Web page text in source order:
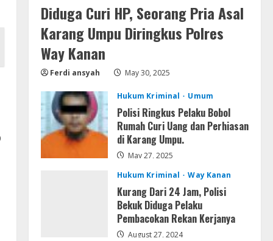
2
Remux
Coyote vs. Acme 2026 Pre-
DVDRip 2160𝚙 AVC
3
Serialers
MATLAB R2024b Crack exe
[Full] x64 Bypass
August 7, 2026
Serialers
VMware Workstation Portable +
Activator Final
August 6, 2026
Diduga Curi HP, Seorang Pria Asal
Karang Umpu Diringkus Polres
Way Kanan
Ferdi ansyah May 30, 2025
Hukum Kriminal Umum
Polisi Ringkus Pelaku Bobol
Rumah Curi Uang dan Perhiasan
di Karang Umpu.
May 27, 2025
Hukum Kriminal
Way Kanan
Kurang Dari 24 Jam, Polisi
Bekuk Diduga Pelaku
Pembacokan Rekan Kerjanya
August 27, 2024